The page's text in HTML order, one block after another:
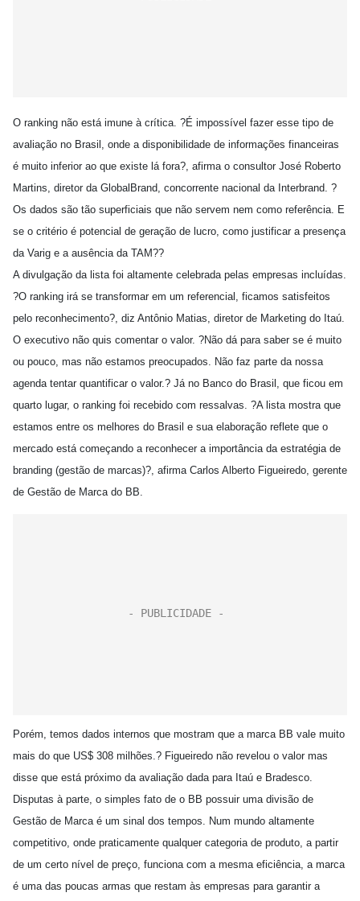
O ranking não está imune à crítica. ?É impossível fazer esse tipo de
avaliação no Brasil, onde a disponibilidade de informações financeiras
é muito inferior ao que existe lá fora?, afirma o consultor José Roberto
Martins, diretor da GlobalBrand, concorrente nacional da Interbrand. ?
Os dados são tão superficiais que não servem nem como referência. E
se o critério é potencial de geração de lucro, como justificar a presença
da Varig e a ausência da TAM??
A divulgação da lista foi altamente celebrada pelas empresas incluídas.
?O ranking irá se transformar em um referencial, ficamos satisfeitos
pelo reconhecimento?, diz Antônio Matias, diretor de Marketing do Itaú.
O executivo não quis comentar o valor. ?Não dá para saber se é muito
ou pouco, mas não estamos preocupados. Não faz parte da nossa
agenda tentar quantificar o valor.? Já no Banco do Brasil, que ficou em
quarto lugar, o ranking foi recebido com ressalvas. ?A lista mostra que
estamos entre os melhores do Brasil e sua elaboração reflete que o
mercado está começando a reconhecer a importância da estratégia de
branding (gestão de marcas)?, afirma Carlos Alberto Figueiredo, gerente
de Gestão de Marca do BB.
Porém, temos dados internos que mostram que a marca BB vale muito
mais do que US$ 308 milhões.? Figueiredo não revelou o valor mas
disse que está próximo da avaliação dada para Itaú e Bradesco.
Disputas à parte, o simples fato de o BB possuir uma divisão de
Gestão de Marca é um sinal dos tempos. Num mundo altamente
competitivo, onde praticamente qualquer categoria de produto, a partir
de um certo nível de preço, funciona com a mesma eficiência, a marca
é uma das poucas armas que restam às empresas para garantir a